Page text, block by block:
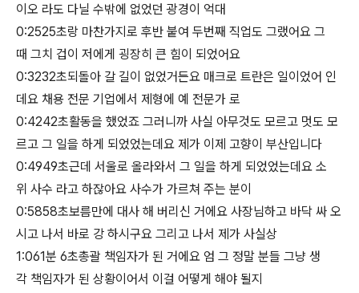
이오 라도 다닐 수밖에 없었던 광경이 억대
0:2525초랑 마찬가지로 후반 붙여 두번째 직업도 그랬어요 그
때 그치 겁이 저에게 굉장히 큰 힘이 되었어요
0:3232초되돌아 갈 길이 없었거든요 매크로 트란은 일이었어 인
데요 채용 전문 기업에서 제형에 예 전문가 로
0:4242초활동을 했었죠 그러니까 사실 아무것도 모르고 멋도 모
르고 그 일을 하게 되었었는데요 제가 이제 고향이 부산입니다
0:4949초근데 서울로 올라와서 그 일을 하게 되었었는데요 소
위 사수 라고 하잖아요 사수가 가르쳐 주는 분이
0:5858초보름만에 대사 해 버리신 거에요 사장님하고 바닥 싸 오
시고 나서 바로 강 하시구요 그리고 나서 제가 사실상
1:061분 6초총괄 책임자가 된 거에요 엄 그 정말 분들 그냥 생
각 책임자가 된 상황이어서 이걸 어떻게 해야 될지